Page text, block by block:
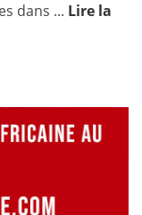
dans ... Lire la